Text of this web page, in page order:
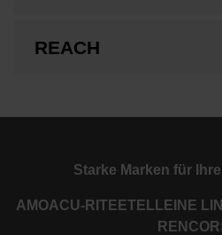
REACH
Starke Marken für
AMOACU-RITE ETEL LEINE
RENCO